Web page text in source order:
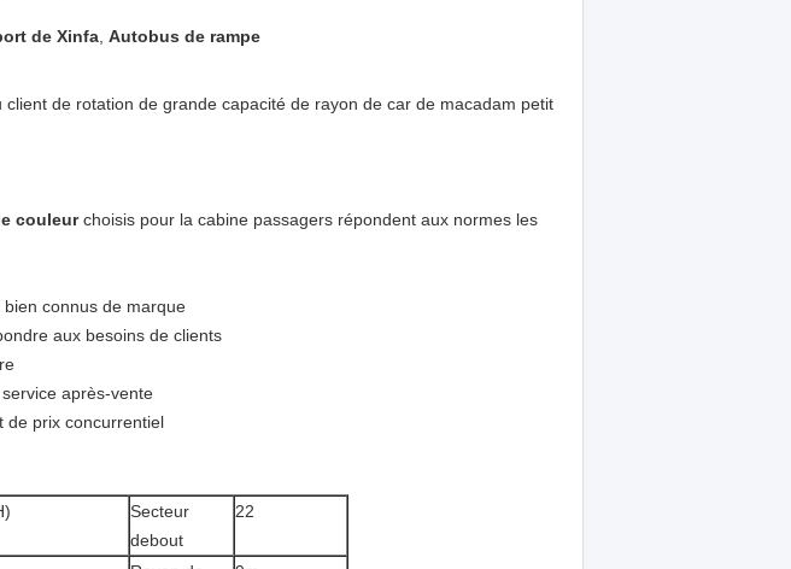
de Xinfa Autobus de rampe
de rotation de grande capacité de rayon de car de macadam petit
couleurchoisis pour la cabine passagers répondent aux normes les
connus de marque
aux besoins de clients
après-vente
prix concurrentiel
Secteur
debout
22